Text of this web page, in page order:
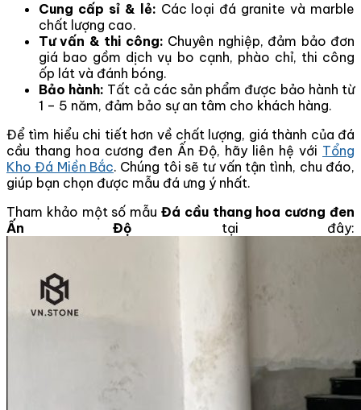
Cung cấp sỉ & lẻ: Các loại đá granite và marble
chất lượng cao.
Tư vấn & thi công: Chuyên nghiệp, đảm bảo đơn
giá bao gồm dịch vụ bo cạnh, phào chỉ, thi công
ốp lát và đánh bóng.
Bảo hành: Tất cả các sản phẩm được bảo hành từ
1 – 5 năm, đảm bảo sự an tâm cho khách hàng.
Để tìm hiểu chi tiết hơn về chất lượng, giá thành của đá
cầu thang hoa cương đen Ấn Độ, hãy liên hệ với Tổng
Kho Đá Miền Bắc. Chúng tôi sẽ tư vấn tận tình, chu đáo,
giúp bạn chọn được mẫu đá ưng ý nhất.
Tham khảo một số mẫu Đá cầu thang hoa cương đen
Ấn Độ tại đây: